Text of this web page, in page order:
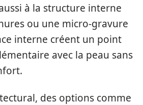
à la structure interne
ou une micro‑gravure
interne créent un point
avec la peau sans
des options comme